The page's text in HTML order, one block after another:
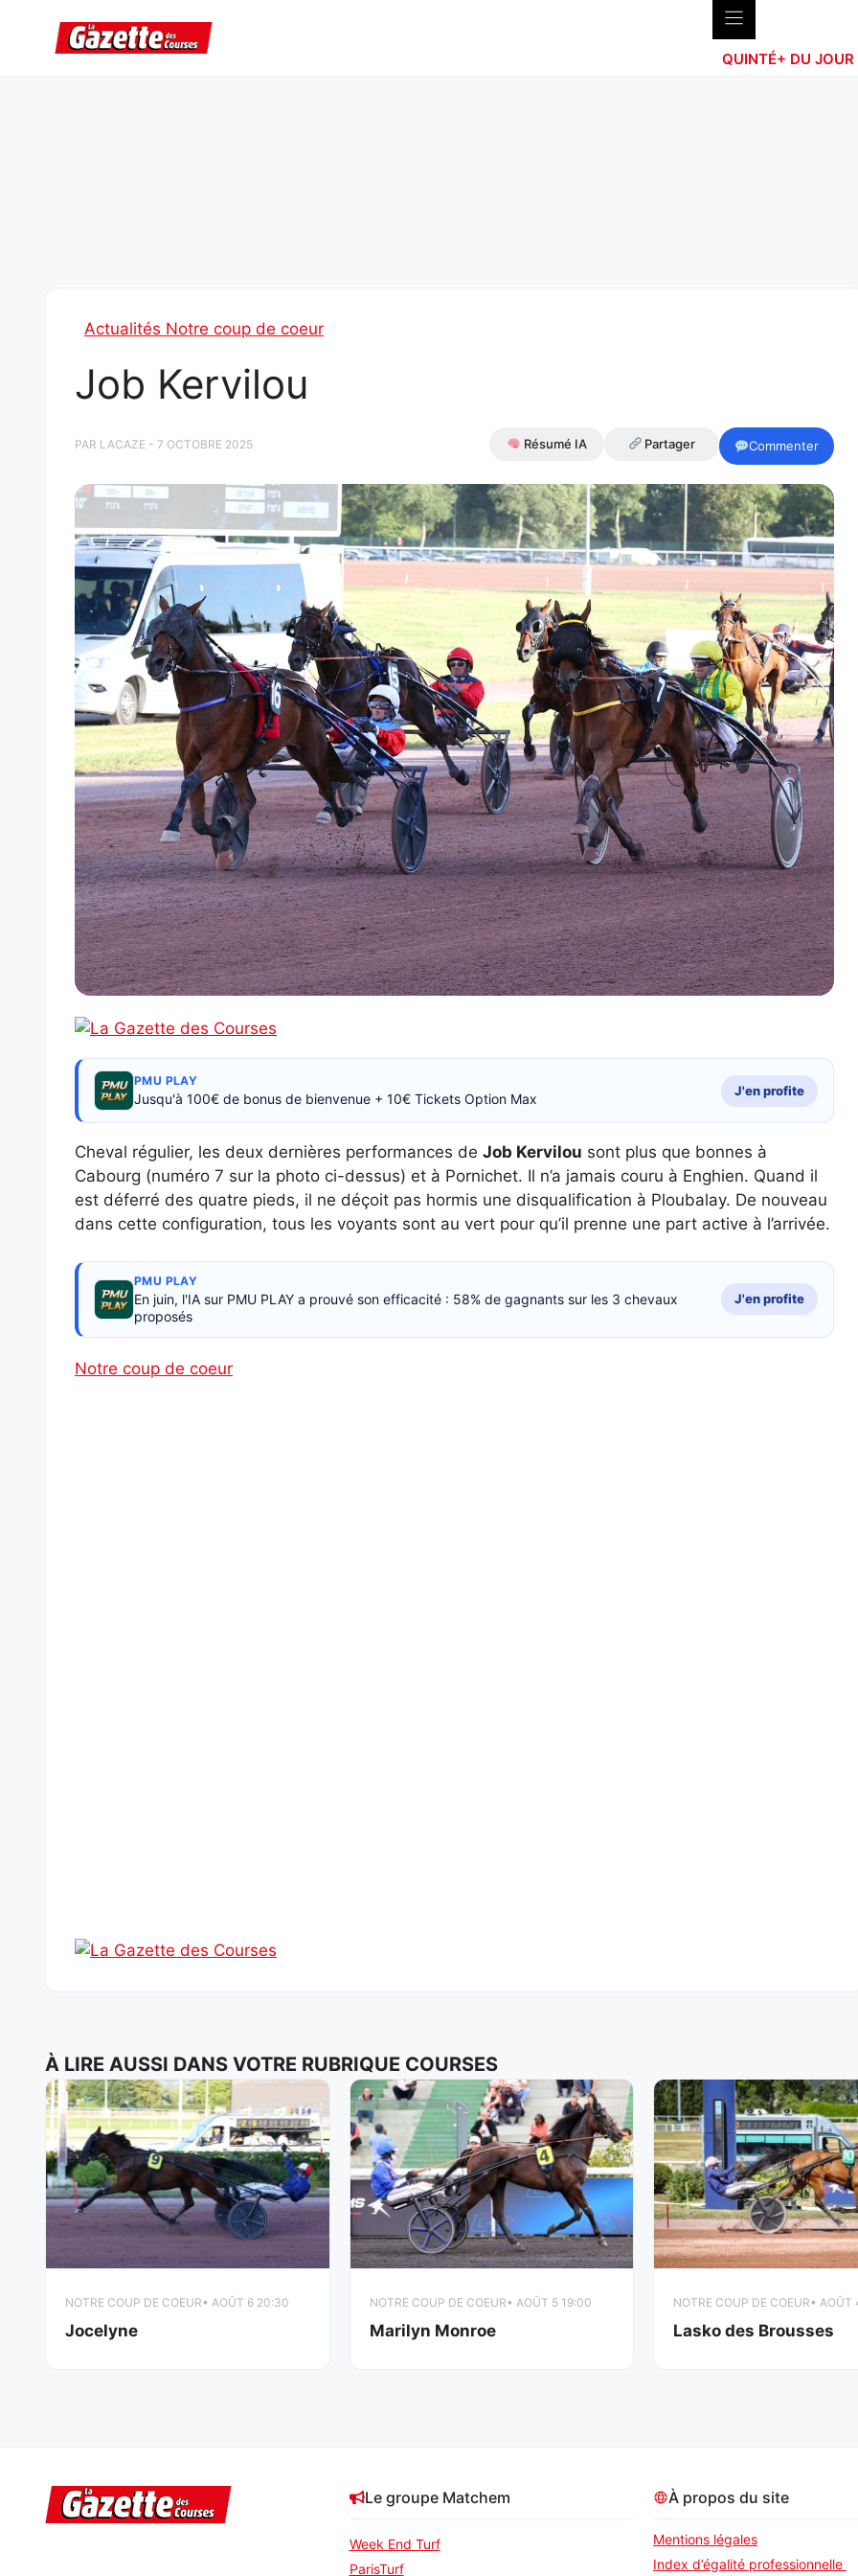
contenu
QUINTÉ+ DU JOUR
Actualités Notre coup de coeur
Job Kervilou
PAR LACAZE - 7 OCTOBRE 2025 Résumé IA Partager Commenter
PMU PLAY
Jusqu'à 100€ de bonus de bienvenue + 10€ Tickets Option Max
J'en profite
Cheval régulier, les deux dernières performances de Job Kervilou sont plus que bonnes à
Cabourg (numéro 7 sur la photo ci-dessus) et à Pornichet. Il n’a jamais couru à Enghien. Quand il
est déferré des quatre pieds, il ne déçoit pas hormis une disqualification à Ploubalay. De nouveau
dans cette configuration, tous les voyants sont au vert pour qu’il prenne une part active à l’arrivée.
PMU PLAY
En juin, l'IA sur PMU PLAY a prouvé son efficacité : 58% de gagnants sur les 3 chevaux
proposés
J'en profite
Notre coup de coeur
À LIRE AUSSI DANS VOTRE RUBRIQUE COURSES
NOTRE COUP DE COEUR• AOÛT 6 20:30
Jocelyne
NOTRE COUP DE COEUR• AOÛT 5 19:00
Marilyn Monroe
NOTRE COUP DE COEUR• AOÛT
Lasko des Brousses
Le groupe Matchem
Week End Turf
ParisTurf
À propos du site
Mentions légales
Index d’égalité professionnelle